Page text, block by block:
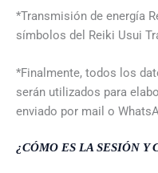
*Transmisión de energía
símbolos del Reiki Usui
*Finalmente, todos los
serán utilizados para
enviado por mail o
¿CÓMO ES LA SESIÓN Y